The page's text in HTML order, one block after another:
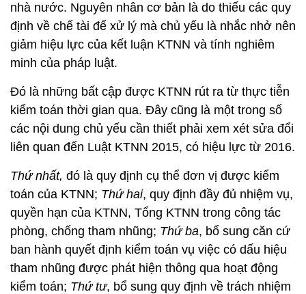
nhà nước. Nguyên nhân cơ bản là do thiếu các quy
định về chế tài để xử lý mà chủ yếu là nhắc nhở nên
giảm hiệu lực của kết luận KTNN và tính nghiêm
minh của pháp luật.
Đó là những bất cập được KTNN rút ra từ thực tiễn
kiểm toán thời gian qua. Đây cũng là một trong số
các nội dung chủ yếu cần thiết phải xem xét sửa đổi
liên quan đến Luật KTNN 2015, có hiệu lực từ 2016.
Thứ nhất, đó là quy định cụ thể đơn vị được kiểm
toán của KTNN; Thứ hai, quy định đầy đủ nhiệm vụ,
quyền hạn của KTNN, Tổng KTNN trong công tác
phòng, chống tham nhũng; Thứ ba, bổ sung căn cứ
ban hành quyết định kiểm toán vụ việc có dấu hiệu
tham nhũng được phát hiện thông qua hoạt động
kiểm toán; Thứ tư, bổ sung quy định về trách nhiệm